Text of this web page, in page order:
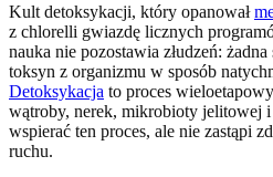
Kult detoksykacji, który opanował
z chlorelli gwiazdę licznych
nauka nie pozostawia złudzeń:
toksyn z organizmu w sposób
Detoksykacja to proces
wątroby, nerek, mikrobioty jelitowej
wspierać ten proces, ale nie zastąpi
ruchu.